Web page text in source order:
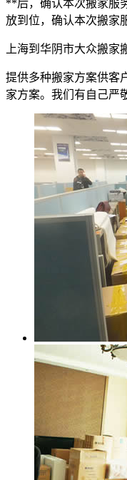
**后，确认本次搬家服
放到位，确认本次搬家
上海到华阴市大众搬家
提供多种搬家方案供客
家方案。我们有自己严